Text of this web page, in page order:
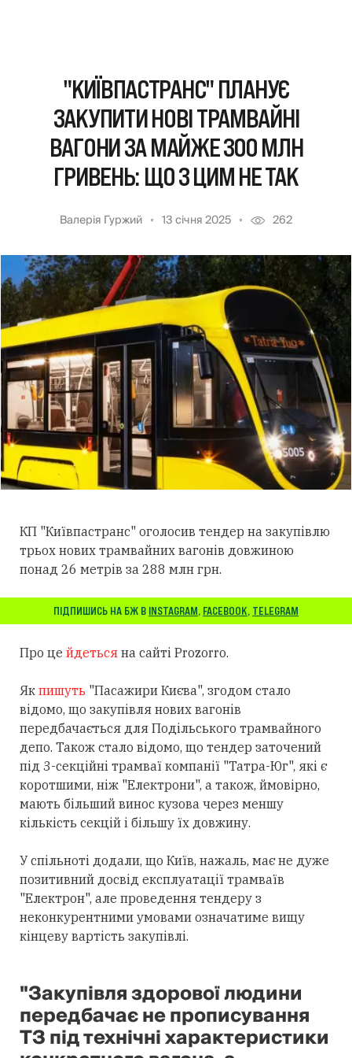
"КИЇВПАСТРАНС" ПЛАНУЄ
ЗАКУПИТИ НОВІ ТРАМВАЙНІ
ВАГОНИ ЗА МАЙЖЕ 300 МЛН
ГРИВЕНЬ: ЩО З ЦИМ НЕ ТАК
Валерія Гуржий 13 січня 2025 262
КП "Київпастранс" оголосив тендер на закупівлю
трьох нових трамвайних вагонів довжиною
понад 26 метрів за 288 млн грн.
ПІДПИШИСЬ НА БЖ В INSTAGRAM, FACEBOOK, TELEGRAM
Про це йдеться на сайті Prozorro.
Як пишуть "Пасажири Києва", згодом стало
відомо, що закупівля нових вагонів
передбачається для Подільського трамвайного
депо. Також стало відомо, що тендер заточений
під 3-секційні трамваї компанії "Татра-Юг", які є
коротшими, ніж "Електрони", а також, ймовірно,
мають більший винос кузова через меншу
кількість секцій і більшу їх довжину.
У спільноті додали, що Київ, нажаль, має не дуже
позитивний досвід експлуатації трамваїв
"Електрон", але проведення тендеру з
неконкурентними умовами означатиме вищу
кінцеву вартість закупівлі.
"Закупівля здорової людини
передбачає не прописування
ТЗ під технічні характеристики